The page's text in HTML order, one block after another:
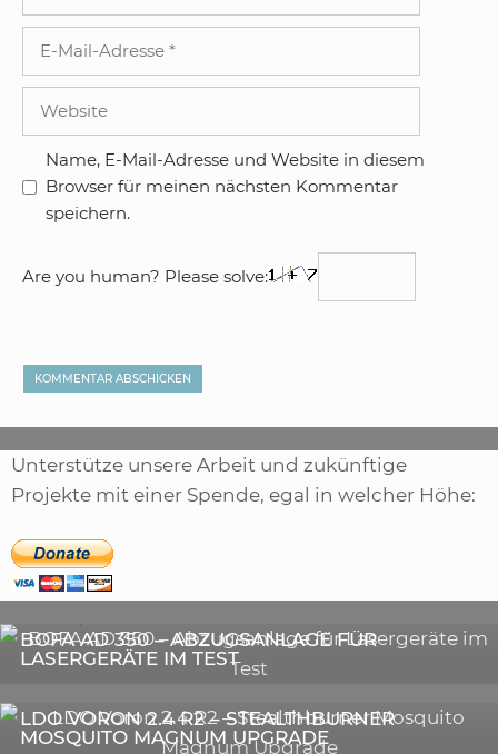
Adresse
Name, E-Mail-Adresse und Website in diesem
Browser für meinen nächsten Kommentar
speichern.
Are you human? Please solve:
Unterstütze unsere Arbeit und zukünftige
Projekte mit einer Spende, egal in welcher Höhe:
BOFA AD 350 – ABZUGSANLAGE FÜR
LASERGERÄTE IM TEST
DIE BEDEUTENDSTEN SCHRITTE ZUR
ERFOLGREICHEN MARKENBILDUNG IN DER
DIGITALEN ÄRA
LDO VORON 2.4 R2 – STEALTHBURNER
MOSQUITO MAGNUM UPGRADE
ASTRONOMIE